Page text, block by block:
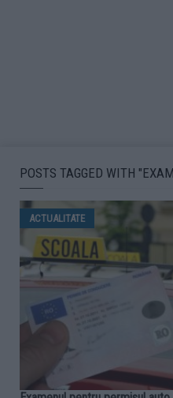
POSTS TAGGED WITH
ACTUALITATE